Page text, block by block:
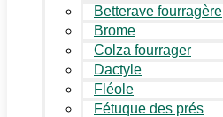
Betterave fourragère
Brome
Colza fourrager
Dactyle
Fléole
Fétuque des prés